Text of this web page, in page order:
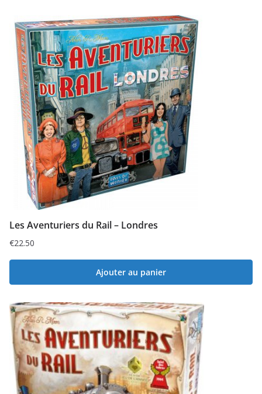
Les Aventuriers du Rail – Londres
€22.50
Ajouter au panier